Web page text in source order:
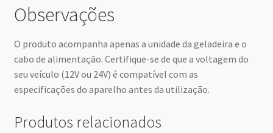
Observações
O produto acompanha apenas a unidade da geladeira e o
cabo de alimentação. Certifique-se de que a voltagem do
seu veículo (12V ou 24V) é compatível com as
especificações do aparelho antes da utilização.
Produtos relacionados